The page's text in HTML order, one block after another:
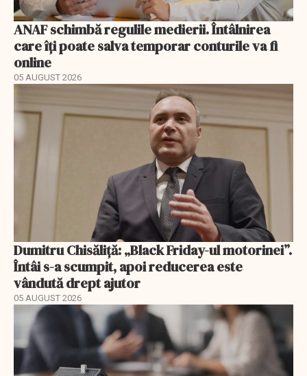
ANAF schimbă regulile medierii. Întâlnirea
care îți poate salva temporar conturile va fi
online
05 AUGUST 2026
Dumitru Chisăliță: „Black Friday-ul motorinei”.
Întâi s-a scumpit, apoi reducerea este
vândută drept ajutor
05 AUGUST 2026